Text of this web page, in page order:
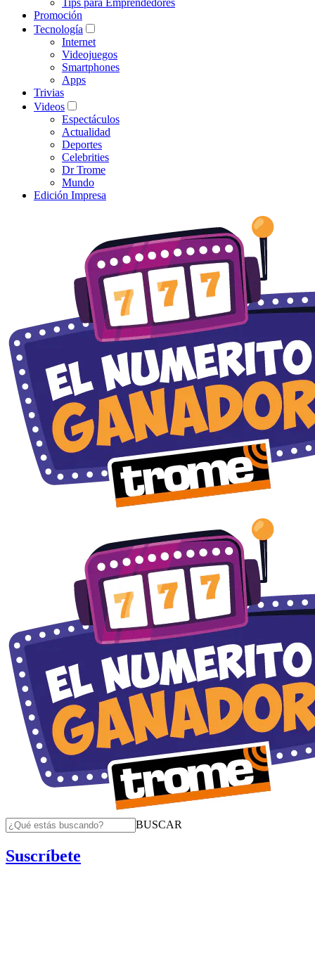
Tips para Emprendedores
Promoción
Tecnología
Internet
Videojuegos
Smartphones
Apps
Trivias
Videos
Espectáculos
Actualidad
Deportes
Celebrities
Dr Trome
Mundo
Edición Impresa
BUSCAR
Suscríbete